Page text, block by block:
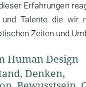
Erfahrungen
Talente die wir
Zeiten und
Human Design
Denken,